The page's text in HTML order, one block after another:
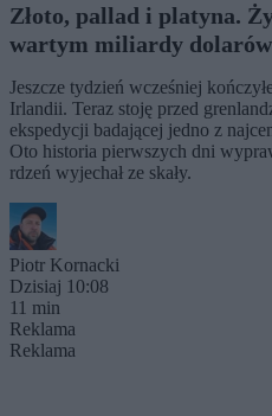
Złoto, pallad i platyna.
wartym miliardy dolarów
Jeszcze tydzień wcześniej
Irlandii. Teraz stoję przed
ekspedycji badającej jedno z
Oto historia pierwszych dni
rdzeń wyjechał ze skały.
Piotr Kornacki
Dzisiaj 10:08
11 min
Reklama
Reklama